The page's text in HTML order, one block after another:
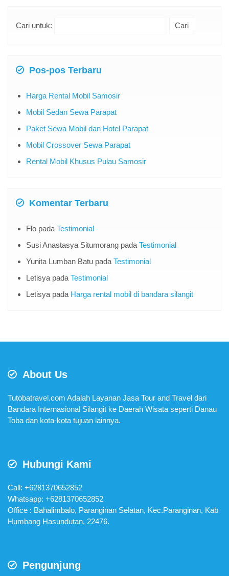
Cari untuk:
Pos-pos Terbaru
Harga Rental Mobil Samosir
Mobil Sedan Sewa Parapat
Paket Sewa Mobil dan Hotel Parapat
Mobil Crossover Sewa Parapat
Rental Mobil Khusus Pulau Samosir
Komentar Terbaru
Flo pada Testimonial
Susi Anastasya Situmorang pada Testimonial
Yunita Lumban Batu pada Testimonial
Letisya pada Testimonial
Letisya pada Harga rental mobil di bandara silangit
About Us
Tutobatravel.com Adalah Layanan Jasa Tour and Travel dari
Bandara Internasional Silangit ke Daerah Wisata seperti Danau
Toba dan kota-kota tujuan lainnya.
Hubungi Kami
Call: +6281370652852
Whatsapp: +6281370652852
Office : Bahalimbalo, Paranginan Selatan, Kec.Paranginan, Kab
Humbang Hasundutan, 22476.
Pengunjung